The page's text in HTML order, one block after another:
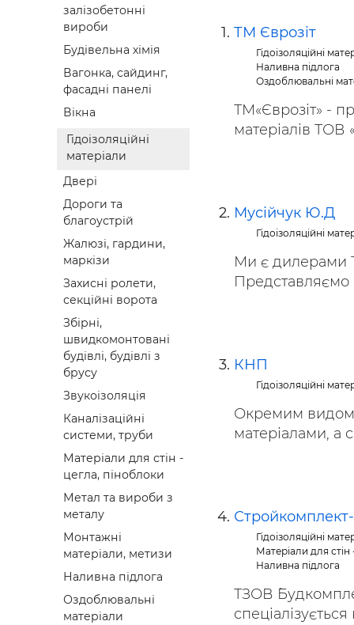
залізобетонні
вироби
Будівельна хімія
Вагонка, сайдинг,
фасадні панелі
Вікна
Гідоізоляційні
матеріали
Двері
Дороги та
благоустрій
Жалюзі, гардини,
маркізи
Захисні ролети,
секційні ворота
Збірні,
швидкомонтовані
будівлі, будівлі з
брусу
Звукоізоляція
Каналізаційні
системи, труби
Матеріали для стін -
цегла, піноблоки
Метал та вироби з
металу
Монтажні
матеріали, метизи
Наливна підлога
Оздоблювальні
матеріали
ТМ Єврозіт
Гідоізоляційні
Наливна підлога
Оздоблювальні
ТМ«Єврозіт» -
матеріалів ТОВ
Мусійчук Ю.Д
Гідоізоляційні
Ми є дилерами
Представляємо
КНП
Гідоізоляційні
Окремим видом
матеріалами, а
Гідоізоляційні
Матеріали для
Наливна підлога
ТЗОВ